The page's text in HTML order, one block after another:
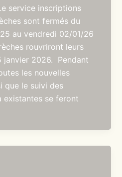
service inscriptions
sont fermés du
au vendredi 02/01/26
rouvriront leurs
janvier 2026. Pendant
les nouvelles
que le suivi des
existantes se feront